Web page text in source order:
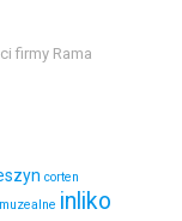
firmy Rama
corten
inliko